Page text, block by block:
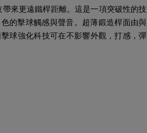
來更遠鐵桿距離。這是一項突破性的技
的擊球觸感與聲音。超薄鍛造桿面由與
球強化科技可在不影響外觀，打感，彈